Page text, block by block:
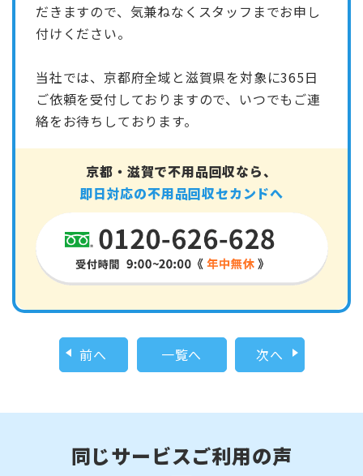
だきますので、気兼ねなくスタッフまでお申し
付けください。
当社では、京都府全域と滋賀県を対象に365日
ご依頼を受付しておりますので、いつでもご連
絡をお待ちしております。
京都・滋賀で不用品回収なら、
即日対応の不用品回収セカンドへ
前へ 一覧へ 次へ
同じサービスご利用の声